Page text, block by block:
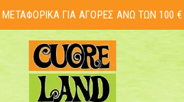
ΓΙΑ ΑΓΟΡΕΣ ΑΝΩ ΤΩΝ 100 €